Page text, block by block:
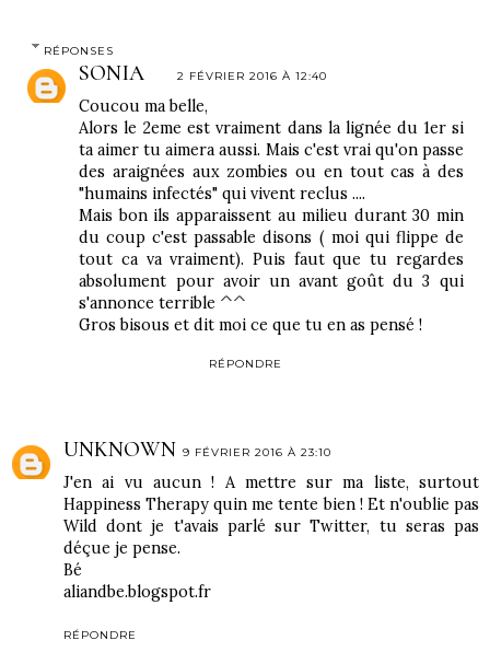
RÉPONSES
SONIA 2 FÉVRIER 2016 À 12:40
Coucou ma belle,
Alors le 2eme est vraiment dans la lignée du 1er si
ta aimer tu aimera aussi. Mais c'est vrai qu'on passe
des araignées aux zombies ou en tout cas à des
"humains infectés" qui vivent reclus ....
Mais bon ils apparaissent au milieu durant 30 min
du coup c'est passable disons ( moi qui flippe de
tout ca va vraiment). Puis faut que tu regardes
absolument pour avoir un avant goût du 3 qui
s'annonce terrible ^^
Gros bisous et dit moi ce que tu en as pensé !
RÉPONDRE
UNKNOWN 9 FÉVRIER 2016 À 23:10
J'en ai vu aucun ! A mettre sur ma liste, surtout
Happiness Therapy quin me tente bien ! Et n'oublie pas
Wild dont je t'avais parlé sur Twitter, tu seras pas
déçue je pense.
Bé
aliandbe.blogspot.fr
RÉPONDRE